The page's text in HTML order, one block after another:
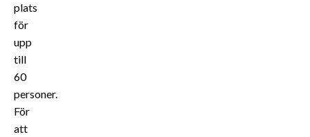
plats
för
upp
till
60
personer.
För
att